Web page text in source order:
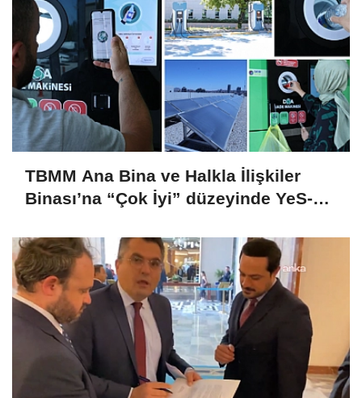
TBMM Ana Bina ve Halkla İlişkiler
Binası’na “Çok İyi” düzeyinde YeS-TR